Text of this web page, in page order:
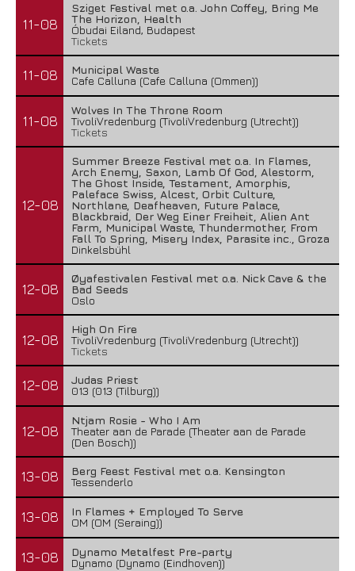
11-08
Sziget Festival met o.a. John Coffey, Bring Me
The Horizon, Health
Óbudai Eiland, Budapest
Tickets
11-08
Municipal Waste
Cafe Calluna (Cafe Calluna (Ommen))
11-08
Wolves In The Throne Room
TivoliVredenburg (TivoliVredenburg (Utrecht))
Tickets
12-08
Summer Breeze Festival met o.a. In Flames,
Arch Enemy, Saxon, Lamb Of God, Alestorm,
The Ghost Inside, Testament, Amorphis,
Paleface Swiss, Alcest, Orbit Culture,
Northlane, Deafheaven, Future Palace,
Blackbraid, Der Weg Einer Freiheit, Alien Ant
Farm, Municipal Waste, Thundermother, From
Fall To Spring, Misery Index, Parasite inc., Groza
Dinkelsbühl
12-08
Øyafestivalen Festival met o.a. Nick Cave & the
Bad Seeds
Oslo
12-08
High On Fire
TivoliVredenburg (TivoliVredenburg (Utrecht))
Tickets
12-08
Judas Priest
013 (013 (Tilburg))
12-08
Ntjam Rosie - Who I Am
Theater aan de Parade (Theater aan de Parade
(Den Bosch))
13-08
Berg Feest Festival met o.a. Kensington
Tessenderlo
13-08
In Flames + Employed To Serve
OM (OM (Seraing))
13-08
Dynamo Metalfest Pre-party
Dynamo (Dynamo (Eindhoven))